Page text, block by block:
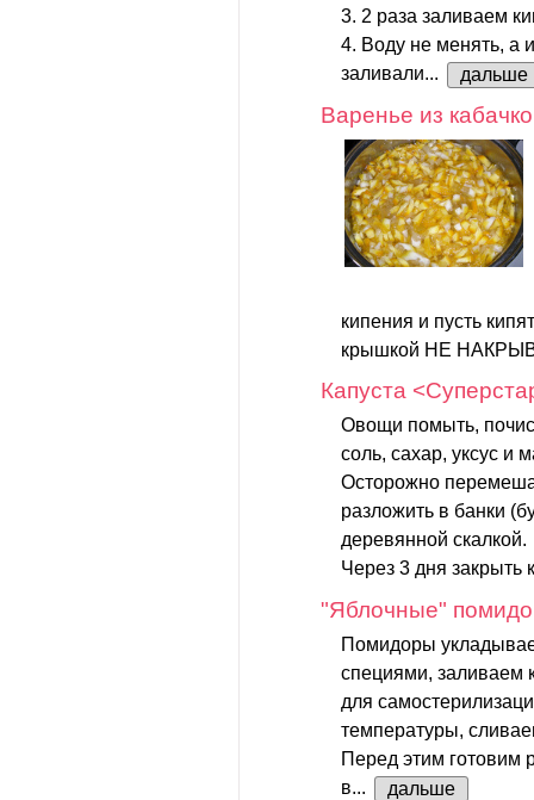
3. 2 раза заливаем
4. Воду не менять, а
заливали...
дальше
Варенье из
кипения и пусть
крышкой НЕ
Капуста
Овощи помыть,
соль, сахар, уксус и
Осторожно
разложить в банки
деревянной скалкой.
Через 3 дня закрыть
"Яблочные"
Помидоры
специями, заливаем
для
температуры,
Перед этим готовим
в...
дальше